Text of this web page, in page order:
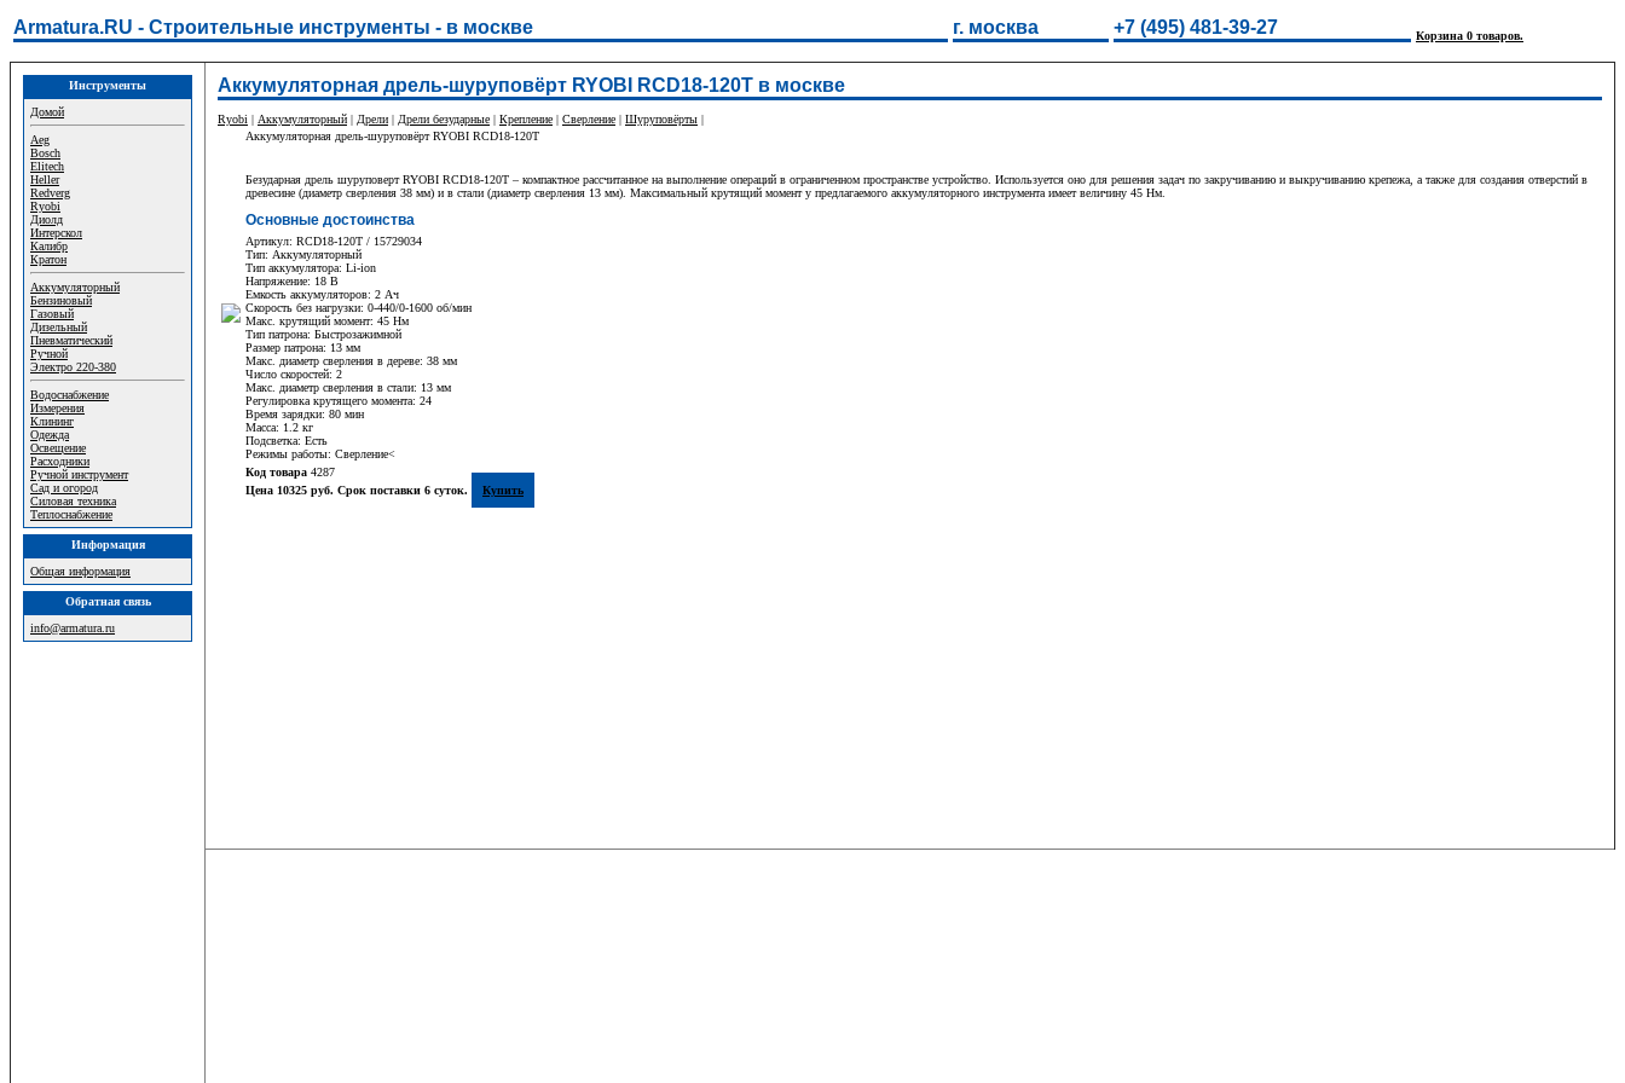
Armatura.RU - Строительные инструменты - в москве г. москва +7 (495) 481-39-27 Корзина 0 товаров.
Инструменты
Домой
Aeg
Bosch
Elitech
Heller
Redverg
Ryobi
Диолд
Интерскол
Калибр
Кратон
Аккумуляторный
Бензиновый
Газовый
Дизельный
Пневматический
Ручной
Электро 220-380
Водоснабжение
Измерения
Клининг
Одежда
Освещение
Расходники
Ручной инструмент
Сад и огород
Силовая техника
Теплоснабжение
Информация
Общая информация
Обратная связь
info@armatura.ru
Аккумуляторная дрель-шуруповёрт RYOBI RCD18-120T в москве
Ryobi | Аккумуляторный | Дрели | Дрели безударные | Крепление | Сверление | Шуруповёрты |
Аккумуляторная дрель-шуруповёрт RYOBI RCD18-120T
Безударная дрель шуруповерт RYOBI RCD18-120T – компактное рассчитанное на выполнение операций в ограниченном пространстве устройство. Используется оно для решения задач по закручиванию и выкручиванию крепежа, а также для создания отверстий в
древесине (диаметр сверления 38 мм) и в стали (диаметр сверления 13 мм). Максимальный крутящий момент у предлагаемого аккумуляторного инструмента имеет величину 45 Нм.
Основные достоинства
Артикул: RCD18-120T / 15729034
Тип: Аккумуляторный
Тип аккумулятора: Li-ion
Напряжение: 18 В
Емкость аккумуляторов: 2 Ач
Скорость без нагрузки: 0-440/0-1600 об/мин
Макс. крутящий момент: 45 Нм
Тип патрона: Быстрозажимной
Размер патрона: 13 мм
Макс. диаметр сверления в дереве: 38 мм
Число скоростей: 2
Макс. диаметр сверления в стали: 13 мм
Регулировка крутящего момента: 24
Время зарядки: 80 мин
Масса: 1.2 кг
Подсветка: Есть
Режимы работы: Сверление<
Код товара 4287
Цена 10325 руб. Срок поставки 6 суток.
Купить